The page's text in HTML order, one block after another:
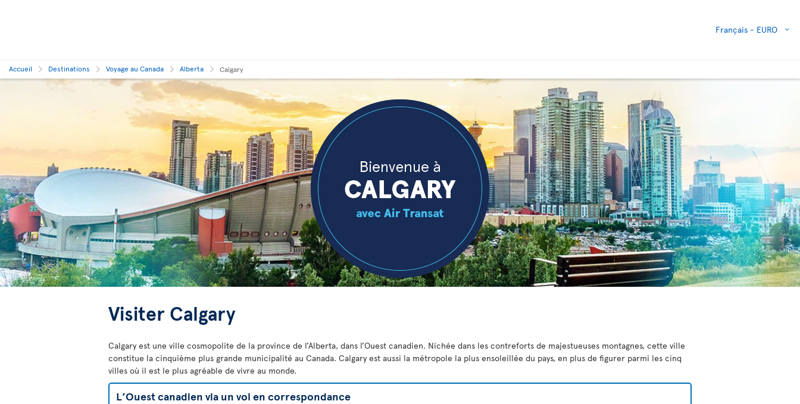
Français - EURO
Accueil Destinations Voyage au Canada Alberta Calgary
Visiter Calgary
Calgary est une ville cosmopolite de la province de l’Alberta, dans l’Ouest canadien. Nichée dans les contreforts de majestueuses montagnes, cette ville
constitue la cinquième plus grande municipalité au Canada. Calgary est aussi la métropole la plus ensoleillée du pays, en plus de figurer parmi les cinq
villes où il est le plus agréable de vivre au monde.
L’Ouest canadien via un vol en correspondance